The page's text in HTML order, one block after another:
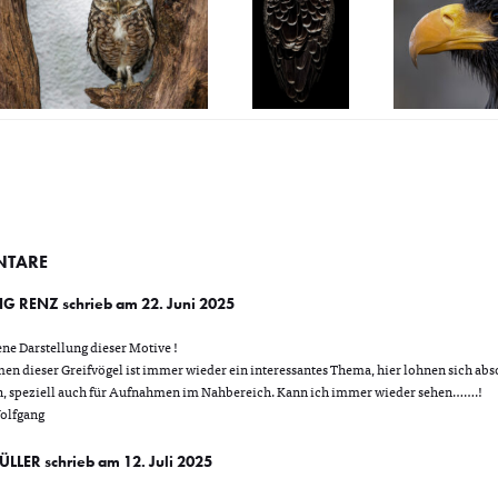
RENZ schrieb am 22. Juni 2025
Darstellung dieser Motive !
dieser Greifvögel ist immer wieder ein interessantes Thema, hier lohnen sich
speziell auch für Aufnahmen im Nahbereich. Kann ich immer wieder sehen…….!
schrieb am 12. Juli 2025